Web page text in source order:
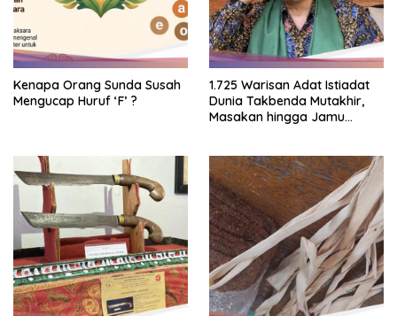
Kenapa Orang Sunda Susah
Mengucap Huruf ‘F’ ?
1.725 Warisan Adat Istiadat
Dunia Takbenda Mutakhir,
Masakan hingga Jamu